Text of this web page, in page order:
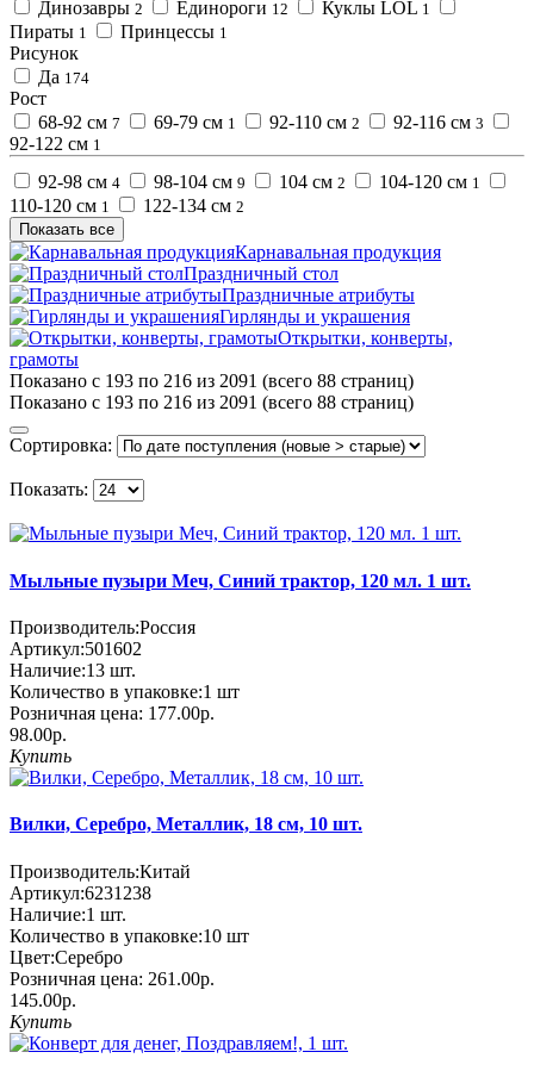
Динозавры 2 Единороги 12 Куклы LOL 1
Пираты 1 Принцессы 1
Рисунок
Да 174
Рост
68-92 см 7 69-79 см 1 92-110 см 2 92-116 см 3
92-122 см 1
92-98 см 4 98-104 см 9 104 см 2 104-120 см 1
110-120 см 1 122-134 см 2
Показать все
Карнавальная продукция
Праздничный стол
Праздничные атрибуты
Гирлянды и украшения
Открытки, конверты,
грамоты
Показано с 193 по 216 из 2091 (всего 88 страниц)
Показано с 193 по 216 из 2091 (всего 88 страниц)
Сортировка:
Показать:
Мыльные пузыри Меч, Синий трактор, 120 мл. 1 шт.
Производитель:Россия
Артикул:501602
Наличие:13 шт.
Количество в упаковке:1 шт
Розничная цена: 177.00р.
98.00р.
Купить
Вилки, Серебро, Металлик, 18 см, 10 шт.
Производитель:Китай
Артикул:6231238
Наличие:1 шт.
Количество в упаковке:10 шт
Цвет:Серебро
Розничная цена: 261.00р.
145.00р.
Купить